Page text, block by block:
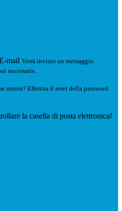
mail Verrà inviato un messaggio
necessarie.
utente? Effettua il reset della password
la casella di posta elettronica!